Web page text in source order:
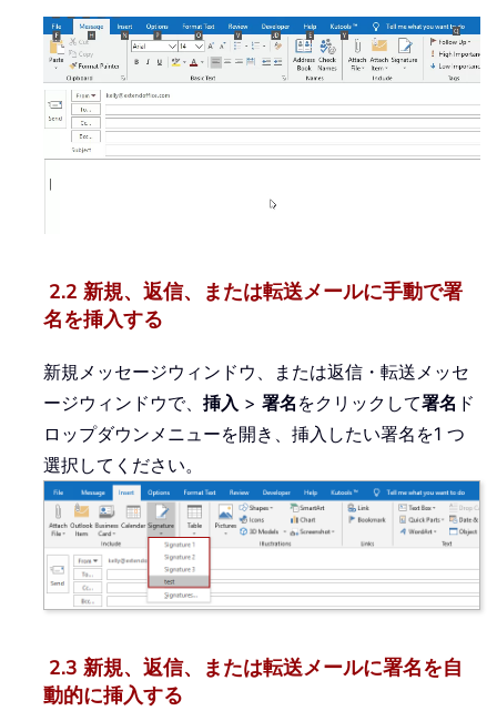
2.2 新規、返信、または転送メールに手動で署
名を挿入する
新規メッセージウィンドウ、または返信・転送メッセ
ージウィンドウで、 挿入 > 署名 をクリックして署名 ド
ロップダウンメニューを開き、挿入したい署名を1 つ
選択してください。
2.3 新規、返信、または転送メールに署名を自
動的に挿入する